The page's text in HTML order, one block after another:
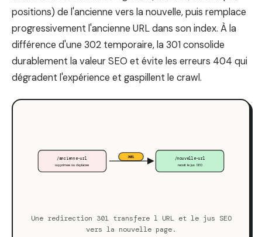
positions) de l'ancienne vers la nouvelle, puis remplace
progressivement l'ancienne URL dans son index. À la
différence d'une 302 temporaire, la 301 consolide
durablement la valeur SEO et évite les erreurs 404 qui
dégradent l'expérience et gaspillent le crawl.
/ancienne-url
supprimee ou deplacee
301 /nouvelle-url
recoit le jus SEO
Une redirection 301 transfere l URL et le jus SEO
vers la nouvelle page.